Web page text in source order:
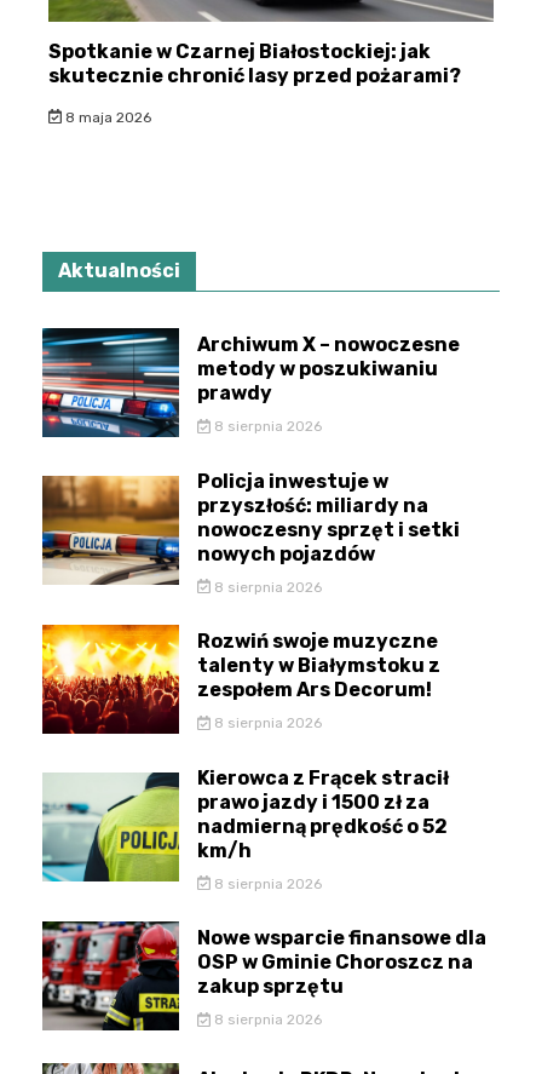
Spotkanie w Czarnej Białostockiej: jak
skutecznie chronić lasy przed pożarami?
8 maja 2026
Aktualności
Archiwum X – nowoczesne
metody w poszukiwaniu
prawdy
8 sierpnia 2026
Policja inwestuje w
przyszłość: miliardy na
nowoczesny sprzęt i setki
nowych pojazdów
8 sierpnia 2026
Rozwiń swoje muzyczne
talenty w Białymstoku z
zespołem Ars Decorum!
8 sierpnia 2026
Kierowca z Frącek stracił
prawo jazdy i 1500 zł za
nadmierną prędkość o 52
km/h
8 sierpnia 2026
Nowe wsparcie finansowe dla
OSP w Gminie Choroszcz na
zakup sprzętu
8 sierpnia 2026